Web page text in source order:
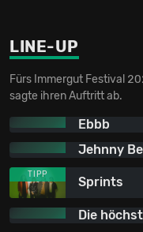
LINE-UP
Fürs Immergut Festival
sagte ihren Auftritt ab.
Ebbb
Jehnny
TIPP
Sprints
Die